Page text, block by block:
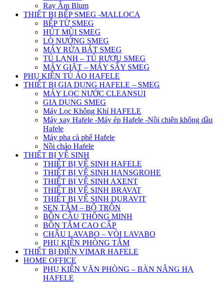
Ray Âm Blum
THIẾT BỊ BẾP SMEG -MALLOCA
BẾP TỪ SMEG
HÚT MÙI SMEG
LÒ NƯỚNG SMEG
MÁY RỬA BÁT SMEG
TỦ LẠNH – TỦ RƯỢU SMEG
MÁY GIẶT – MÁY SẤY SMEG
PHỤ KIỆN TỦ ÁO HAFELE
THIẾT BỊ GIA DỤNG HAFELE – SMEG
MÁY LỌC NƯỚC CLEANSUI
GIA DỤNG SMEG
Máy Lọc Không Khí HAFELE
Máy xay Hafele -Máy ép Hafele -Nồi chiên không dầu
Hafele
Máy pha cà phê Hafele
Nồi chảo Hafele
THIẾT BỊ VỆ SINH
THIẾT BỊ VỆ SINH HAFELE
THIẾT BỊ VỆ SINH HANSGROHE
THIẾT BỊ VỆ SINH AXENT
THIẾT BỊ VỆ SINH BRAVAT
THIẾT BỊ VỆ SINH DURAVIT
SEN TẮM – BỘ TRỘN
BỒN CẦU THÔNG MINH
BỒN TẮM CAO CẤP
CHẬU LAVABO – VÒI LAVABO
PHỤ KIỆN PHÒNG TẮM
THIẾT BỊ ĐIỆN VIMAR HAFELE
HOME OFFICE
PHỤ KIỆN VĂN PHÒNG – BÀN NÂNG HẠ
HAFELE